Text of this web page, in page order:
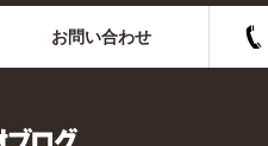
お問い合わせ